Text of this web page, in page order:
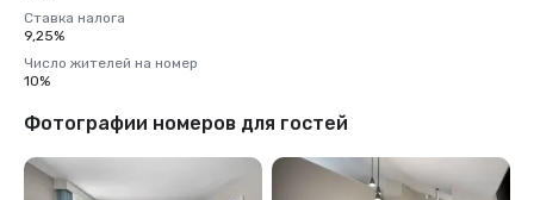
Ставка налога
9,25%
Число жителей на номер
10%
Фотографии номеров для гостей